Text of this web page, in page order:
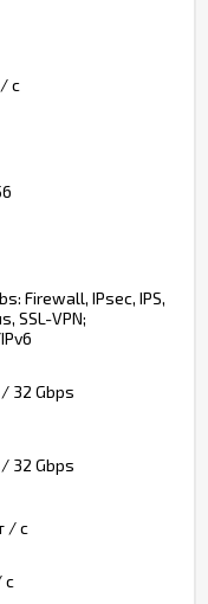
/ с
Firewall, IPsec, IPS,
SSL-VPN;
32 Gbps
32 Gbps
/ с
с